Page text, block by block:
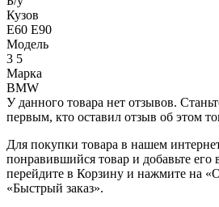
Кузов
E60 E90
Модель
3 5
Марка
BMW
У данного товара нет отзывов.
первым, кто оставил отзыв об этом
Для покупки товара в нашем
понравившийся товар и добавьте его
перейдите в Корзину и нажмите на
«Быстрый заказ».